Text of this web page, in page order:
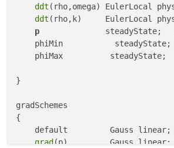
ddt (rho,omega) EulerLocal
ddt (rho,k)     EulerLocal
p
              steadyState;
phiMin
phiMax
}
gradSchemes
{
    default         Gauss linear;
grad(p)         Gauss linear;